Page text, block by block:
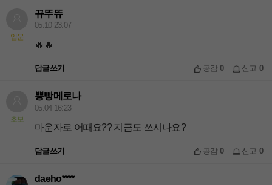
입문
뀨뚜뜌
05.10 23:07
🔥🔥
답글쓰기 공감0 신고 0
초보
뿡빵메로나
05.04 16:23
마운자로 어때요?? 지금도 쓰시나요?
답글쓰기 공감0 신고 0
daeho****